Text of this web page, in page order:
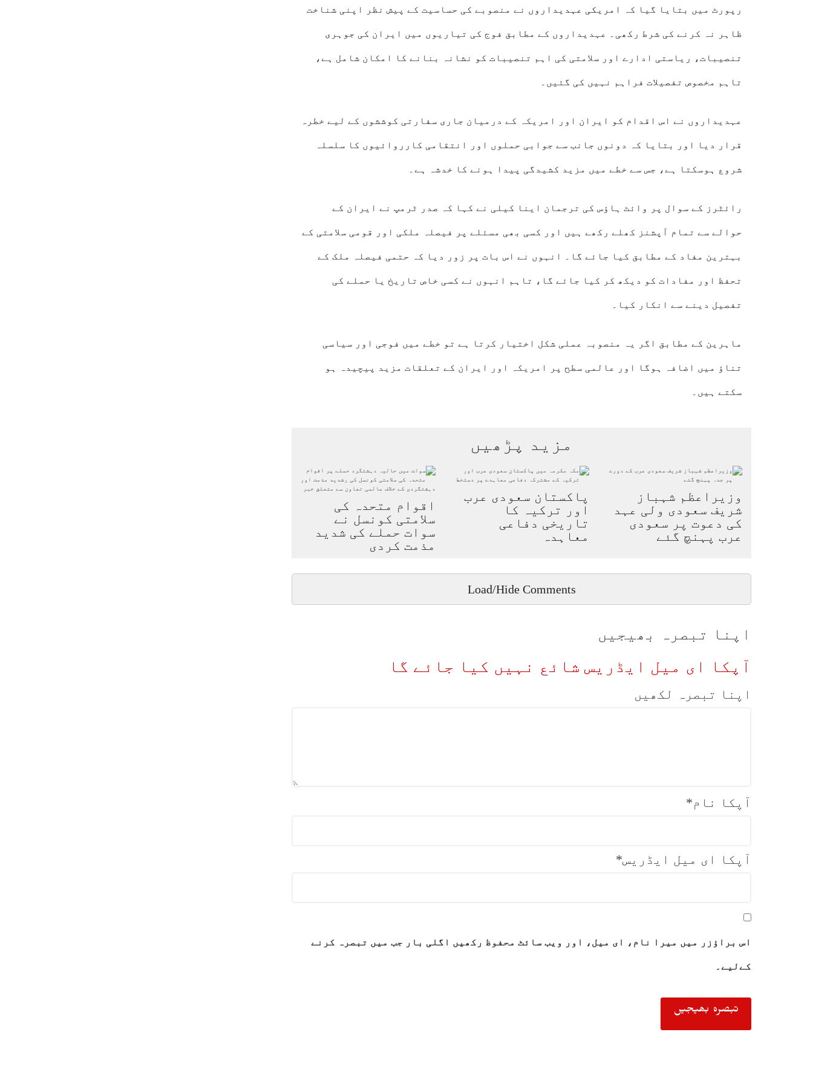
رپورٹ میں بتایا گیا کہ امریکی عہدیداروں نے منصوبے کی حساسیت کے پیش نظر اپنی شناخت
ظاہر نہ کرنے کی شرط رکھی۔ عہدیداروں کے مطابق فوج کی تیاریوں میں ایران کی جوہری
تنصیبات، ریاستی ادارے اور سلامتی کی اہم تنصیبات کو نشانہ بنانے کا امکان شامل ہے،
تاہم مخصوص تفصیلات فراہم نہیں کی گئیں۔
عہدیداروں نے اس اقدام کو ایران اور امریکہ کے درمیان جاری سفارتی کوششوں کے لیے خطرہ
قرار دیا اور بتایا کہ دونوں جانب سے جوابی حملوں اور انتقامی کارروائیوں کا سلسلہ
شروع ہوسکتا ہے، جس سے خطے میں مزید کشیدگی پیدا ہونے کا خدشہ ہے۔
رائٹرز کے سوال پر وائٹ ہاؤس کی ترجمان اینا کیلی نے کہا کہ صدر ٹرمپ نے ایران کے
حوالے سے تمام آپشنز کھلے رکھے ہیں اور کسی بھی مسئلے پر فیصلہ ملکی اور قومی سلامتی کے
بہترین مفاد کے مطابق کیا جائے گا۔ انہوں نے اس بات پر زور دیا کہ حتمی فیصلہ ملک کے
تحفظ اور مفادات کو دیکھ کر کیا جائے گا، تاہم انہوں نے کسی خاص تاریخ یا حملے کی
تفصیل دینے سے انکار کیا۔
ماہرین کے مطابق اگر یہ منصوبہ عملی شکل اختیار کرتا ہے تو خطے میں فوجی اور سیاسی
تناؤ میں اضافہ ہوگا اور عالمی سطح پر امریکہ اور ایران کے تعلقات مزید پیچیدہ ہو
سکتے ہیں۔
مزید پڑھیں
اقوام متحدہ کی
سلامتی کونسل نے
سوات حملے کی شدید
مذمت کردی
پاکستان سعودی عرب
اور ترکیہ کا
تاریخی دفاعی
معاہدہ
وزیراعظم شہباز
شریف سعودی ولی عہد
کی دعوت پر سعودی
عرب پہنچ گئے
Load/Hide Comments
اپنا تبصرہ بھیجیں
آپکا ای میل ایڈریس شائع نہیں کیا جائے گا
اپنا تبصرہ لکھیں
آپکا نام*
آپکا ای میل ایڈریس*
اس براؤزر میں میرا نام، ای میل، اور ویب سائٹ محفوظ رکھیں اگلی بار جب میں تبصرہ کرنے
کےلیے۔